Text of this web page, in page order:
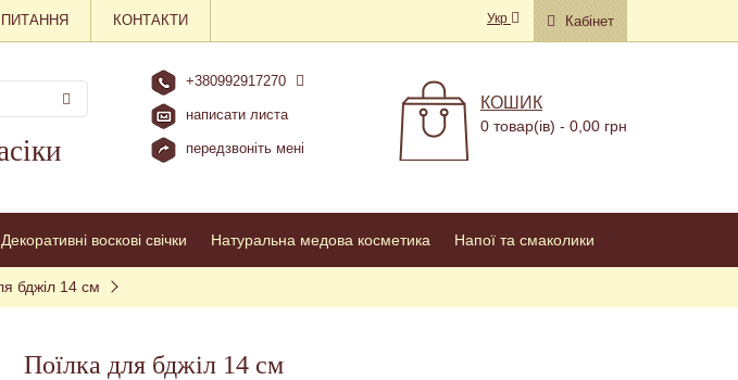
ПИТАННЯ КОНТАКТИ Кабінет
Укр
+380992917270
написати листа
передзвоніть мені
КОШИК
0 товар(ів) - 0,00 грн
Декоративні воскові свічки Натуральна медова косметика Напої та смаколики
бджіл 14 см
Поїлка для бджіл 14 см